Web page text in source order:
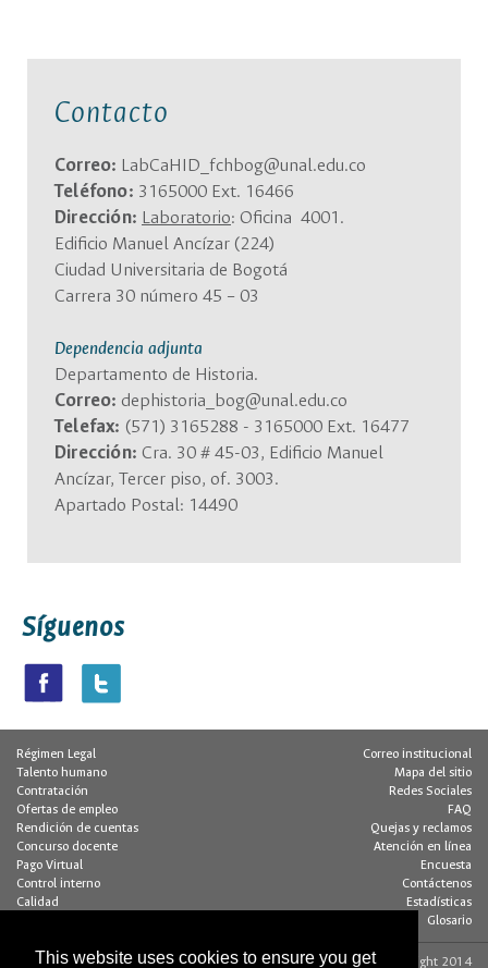
This website uses cookies to ensure you get
Contacto
Correo: LabCaHID_fchbog@unal.edu.co
Teléfono: 3165000 Ext. 16466
Dirección: Laboratorio: Oficina 4001.
Edificio Manuel Ancízar (224)
Ciudad Universitaria de Bogotá
Carrera 30 número 45 – 03
Dependencia adjunta
Departamento de Historia.
Correo: dephistoria_bog@unal.edu.co
Telefax: (571) 3165288 - 3165000 Ext. 16477
Dirección: Cra. 30 # 45-03, Edificio Manuel
Ancízar, Tercer piso, of. 3003.
Apartado Postal: 14490
Síguenos
Régimen Legal
Talento humano
Contratación
Ofertas de empleo
Rendición de cuentas
Concurso docente
Pago Virtual
Control interno
Calidad
Correo institucional
Mapa del sitio
Redes Sociales
FAQ
Quejas y reclamos
Atención en línea
Encuesta
Contáctenos
Estadísticas
Glosario
Contacto página web: © Copyright 2014